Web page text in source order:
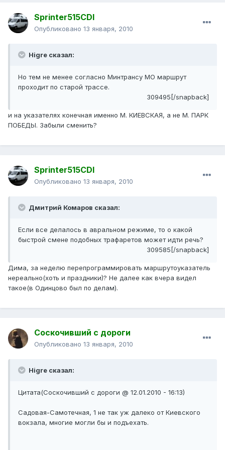
Sprinter515CDI
Опубликовано 13 января, 2010
Higre сказал:
Но тем не менее согласно Минтрансу МО маршрут
проходит по старой трассе.
309495[/snapback]
и на указателях конечная именно М. КИЕВСКАЯ, а не М. ПАРК
ПОБЕДЫ. Забыли сменить?
Sprinter515CDI
Опубликовано 13 января, 2010
Дмитрий Комаров сказал:
Если все делалось в авральном режиме, то о какой
быстрой смене подобных трафаретов может идти речь?
309585[/snapback]
Дима, за неделю перепрограммировать маршрутоуказатель
нереально(хоть и праздники)? Не далее как вчера видел
такое(в Одинцово был по делам).
Соскочивший с дороги
Опубликовано 13 января, 2010
Higre сказал:
Цитата(Соскочивший с дороги @ 12.01.2010 - 16:13)
Садовая-Самотечная, 1 не так уж далеко от Киевского
вокзала, многие могли бы и подъехать.